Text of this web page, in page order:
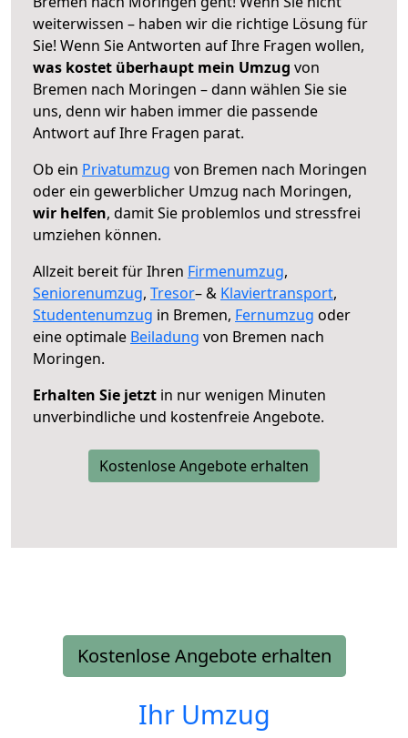
weiterwissen – haben wir die richtige Lösung für
Sie! Wenn Sie Antworten auf Ihre Fragen wollen,
was kostet überhaupt mein Umzug von
Bremen nach Moringen – dann wählen Sie sie
uns, denn wir haben immer die passende
Antwort auf Ihre Fragen parat.
Ob ein Privatumzug von Bremen nach Moringen
oder ein gewerblicher Umzug nach Moringen,
wir helfen, damit Sie problemlos und stressfrei
umziehen können.
Allzeit bereit für Ihren Firmenumzug,
Seniorenumzug, Tresor– & Klaviertransport,
Studentenumzug in Bremen, Fernumzug oder
eine optimale Beiladung von Bremen nach
Moringen.
Erhalten Sie jetzt in nur wenigen Minuten
unverbindliche und kostenfreie Angebote.
Kostenlose Angebote erhalten
Kostenlose Angebote erhalten
Ihr Umzug